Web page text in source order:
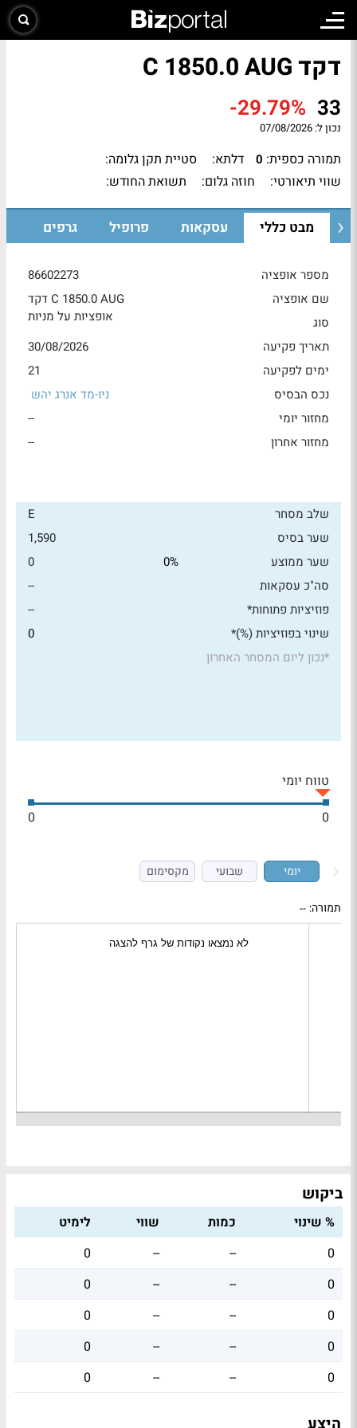
דקד C 1850.0 AUG
33
-29.79%
נכון ל: 07/08/2026
תמורה כספית: 0 דלתא:
סטיית תקן גלומה:
שווי תיאורטי:
חוזה גלום: תשואת החודש:
מבט כללי עסקאות פרופיל גרפים
מספר אופציה
86602273
שם אופציה
דקד C 1850.0 AUG
סוג
אופציות על מניות
תאריך פקיעה
30/08/2026
ימים לפקיעה
21
נכס הבסיס
ניו-מד אנרג יהש
מחזור יומי
--
מחזור אחרון
--
שלב מסחר
E
שער בסיס
1,590
שער ממוצע
0%
0
סה"כ עסקאות
--
פוזיציות פתוחות*
--
שינוי בפוזיציות (%)*
0
*נכון ליום המסחר האחרון
טווח יומי
0
0
יומי שבועי מקסימום
תמורה: --
ביקוש
% שינוי כמות שווי
לימיט
0
--
--
0
0
--
--
0
0
--
--
0
0
--
--
0
0
--
--
0